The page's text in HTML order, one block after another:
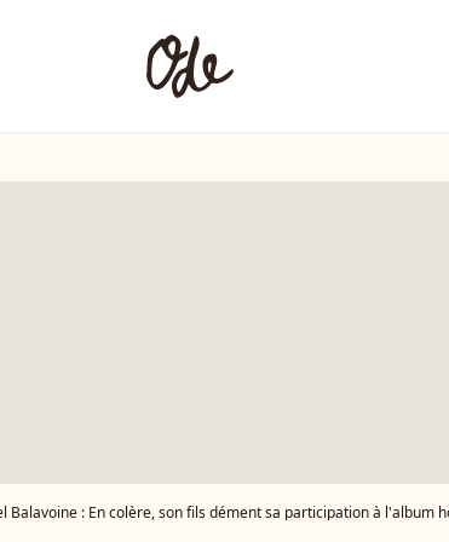
Balavoine : En colère, son fils dément sa participation à l'album